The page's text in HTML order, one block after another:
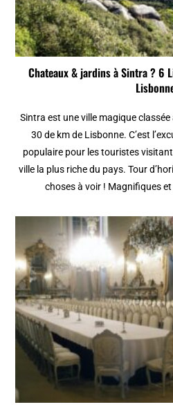
Chateaux & jardins à Sintra ? 6
Sintra est une ville magique classée
30 de km de Lisbonne. C’est
populaire pour les touristes
ville la plus riche du pays. Tour
choses à voir ! Magnifiques